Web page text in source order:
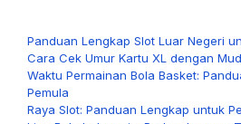
Panduan Lengkap Slot Luar Negeri
Cara Cek Umur Kartu XL dengan
Waktu Permainan Bola Basket:
Pemula
Raya Slot: Panduan Lengkap untuk